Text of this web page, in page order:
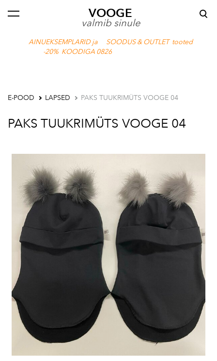
VOOGE
valmib sinule
AINUEKSEMPLARID ja SOODUS & OUTLET tooted
-20% KOODIGA 0826
lisati ostukorvi. Vaata ostukorvi
E-POOD LAPSED PAKS TUUKRIMÜTS VOOGE 04
PAKS TUUKRIMÜTS VOOGE 04